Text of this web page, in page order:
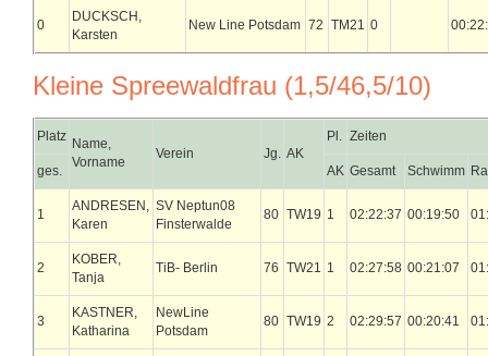
0
DUCKSCH,
Karsten
New Line Potsdam 72 TM21 0
Kleine Spreewaldfrau (1,5/46,5/10)
Platz Name,
Vorname
Verein Jg. AK
Pl. Zeiten
ges. AK Gesamt Schwimm
1
ANDRESEN,
Karen
SV Neptun08
Finsterwalde
80 TW19 1 02:22:37 00:19:50
2
KOBER,
Tanja
TiB- Berlin 76 TW21 1 02:27:58 00:21:07
3
KASTNER,
Katharina
NewLine
Potsdam
80 TW19 2 02:29:57 00:20:41